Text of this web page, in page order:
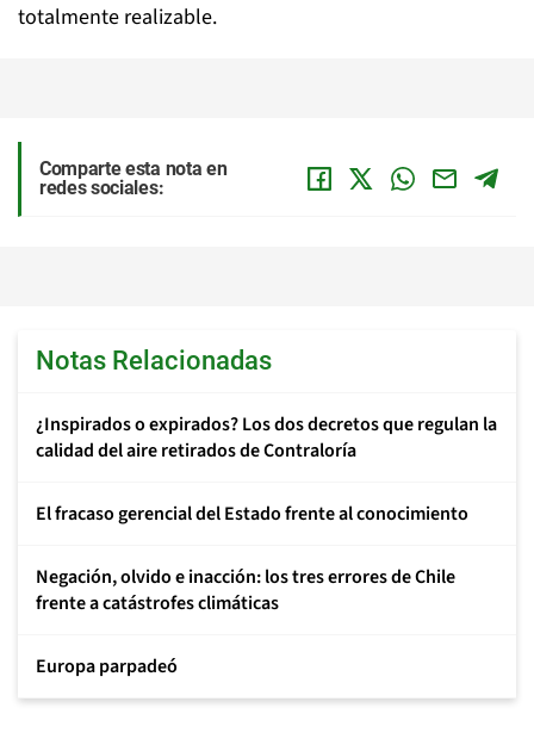
totalmente realizable.
Comparte esta nota en
redes sociales:
Notas Relacionadas
¿Inspirados o expirados? Los dos decretos que regulan la
calidad del aire retirados de Contraloría
El fracaso gerencial del Estado frente al conocimiento
Negación, olvido e inacción: los tres errores de Chile
frente a catástrofes climáticas
Europa parpadeó